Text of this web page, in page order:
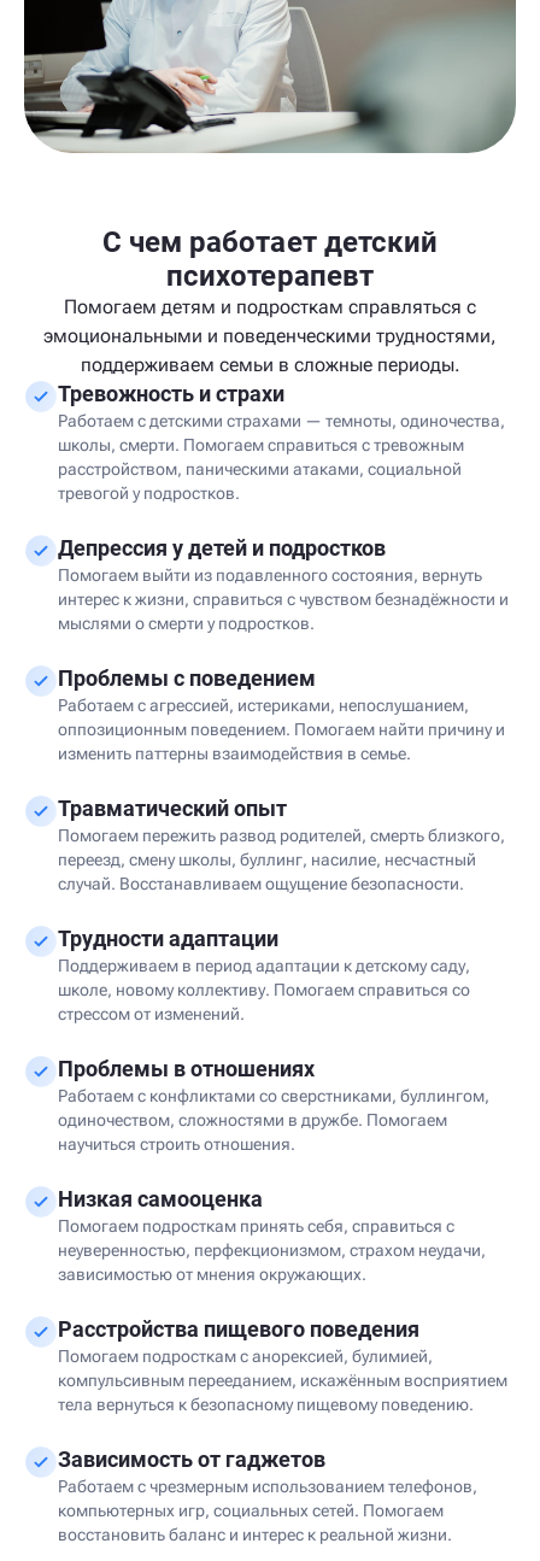
С чем работает детский
психотерапевт
Помогаем детям и подросткам справляться с
эмоциональными и поведенческими трудностями,
поддерживаем семьи в сложные периоды.
Тревожность и страхи
Работаем с детскими страхами — темноты, одиночества,
школы, смерти. Помогаем справиться с тревожным
расстройством, паническими атаками, социальной
тревогой у подростков.
Депрессия у детей и подростков
Помогаем выйти из подавленного состояния, вернуть
интерес к жизни, справиться с чувством безнадёжности и
мыслями о смерти у подростков.
Проблемы с поведением
Работаем с агрессией, истериками, непослушанием,
оппозиционным поведением. Помогаем найти причину и
изменить паттерны взаимодействия в семье.
Травматический опыт
Помогаем пережить развод родителей, смерть близкого,
переезд, смену школы, буллинг, насилие, несчастный
случай. Восстанавливаем ощущение безопасности.
Трудности адаптации
Поддерживаем в период адаптации к детскому саду,
школе, новому коллективу. Помогаем справиться со
стрессом от изменений.
Проблемы в отношениях
Работаем с конфликтами со сверстниками, буллингом,
одиночеством, сложностями в дружбе. Помогаем
научиться строить отношения.
Низкая самооценка
Помогаем подросткам принять себя, справиться с
неуверенностью, перфекционизмом, страхом неудачи,
зависимостью от мнения окружающих.
Расстройства пищевого поведения
Помогаем подросткам с анорексией, булимией,
компульсивным перееданием, искажённым восприятием
тела вернуться к безопасному пищевому поведению.
Зависимость от гаджетов
Работаем с чрезмерным использованием телефонов,
компьютерных игр, социальных сетей. Помогаем
восстановить баланс и интерес к реальной жизни.